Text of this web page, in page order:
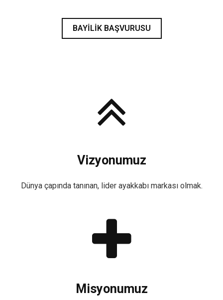
BAYILIK BAŞVURUSU
Vizyonumuz
Dünya çapında tanınan, lider ayakkabı markası olmak.
Misyonumuz